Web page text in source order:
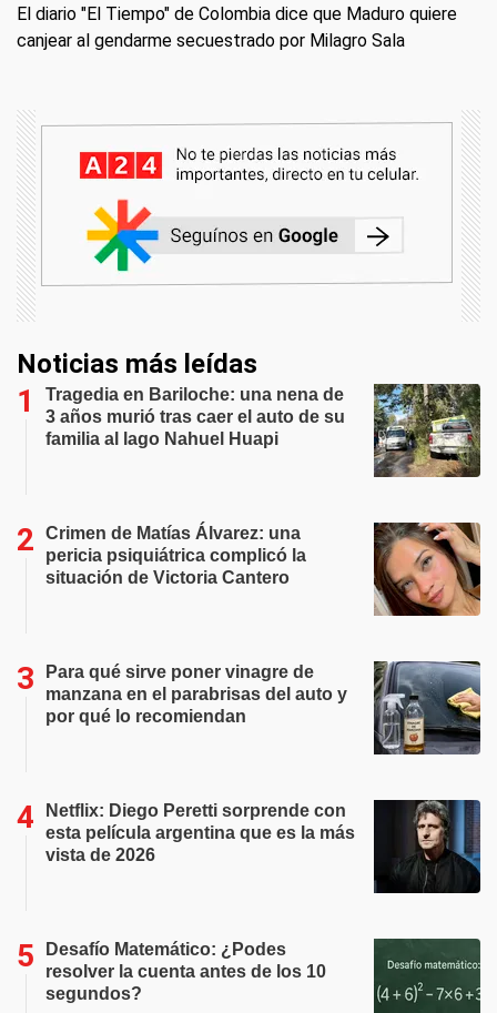
El diario "El Tiempo" de Colombia dice que Maduro quiere
canjear al gendarme secuestrado por Milagro Sala
Noticias más leídas
Tragedia en Bariloche: una nena de
3 años murió tras caer el auto de su
familia al lago Nahuel Huapi
Crimen de Matías Álvarez: una
pericia psiquiátrica complicó la
situación de Victoria Cantero
Para qué sirve poner vinagre de
manzana en el parabrisas del auto y
por qué lo recomiendan
Netflix: Diego Peretti sorprende con
esta película argentina que es la más
vista de 2026
Desafío Matemático: ¿Podes
resolver la cuenta antes de los 10
segundos?